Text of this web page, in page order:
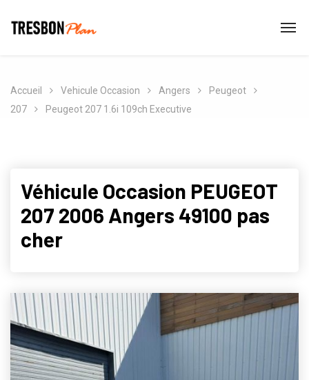
Accueil Vehicule Occasion Angers
Peugeot
207
Peugeot 207 1.6i 109ch Executive
Véhicule Occasion PEUGEOT
207 2006 Angers 49100 pas
cher